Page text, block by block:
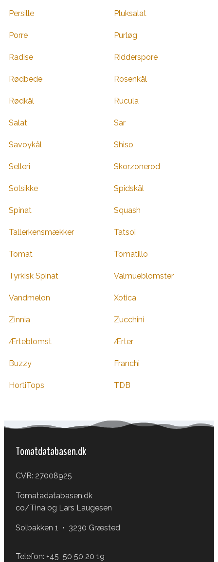
Persille Pluksalat
Porre Purløg
Radise Ridderspore
Rødbede Rosenkål
Rødkål Rucula
Salat Sar
Savoykål Shiso
Selleri Skorzonerod
Solsikke Spidskål
Spinat Squash
Tallerkensmækker Tatsoi
Tomat Tomatillo
Tyrkisk Spinat Valmueblomster
Vandmelon Xotica
Zinnia Zucchini
Ærteblomst Ærter
Buzzy Franchi
HortiTops TDB
Tomatdatabasen.dk
CVR: 27008925
Tomatadatabasen.dk
co/Tina og Lars Laugesen
Solbakken 1 • 3230 Græsted
Telefon: +45 50 50 20 19